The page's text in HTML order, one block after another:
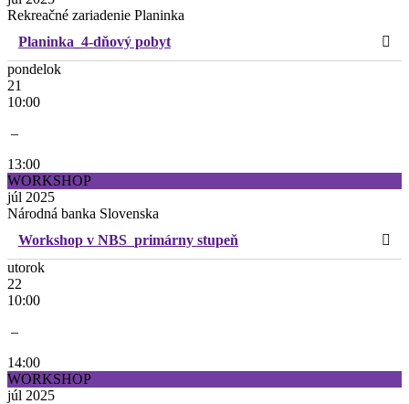
Rekreačné zariadenie Planinka
Planinka_4-dňový pobyt
pondelok
21
10:00
–
13:00
WORKSHOP
júl 2025
Národná banka Slovenska
Workshop v NBS_primárny stupeň
utorok
22
10:00
–
14:00
WORKSHOP
júl 2025